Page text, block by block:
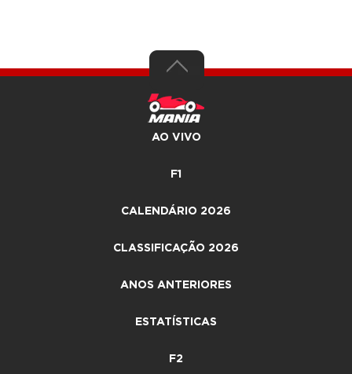
AO VIVO
F1
CALENDÁRIO 2026
CLASSIFICAÇÃO 2026
ANOS ANTERIORES
ESTATÍSTICAS
F2